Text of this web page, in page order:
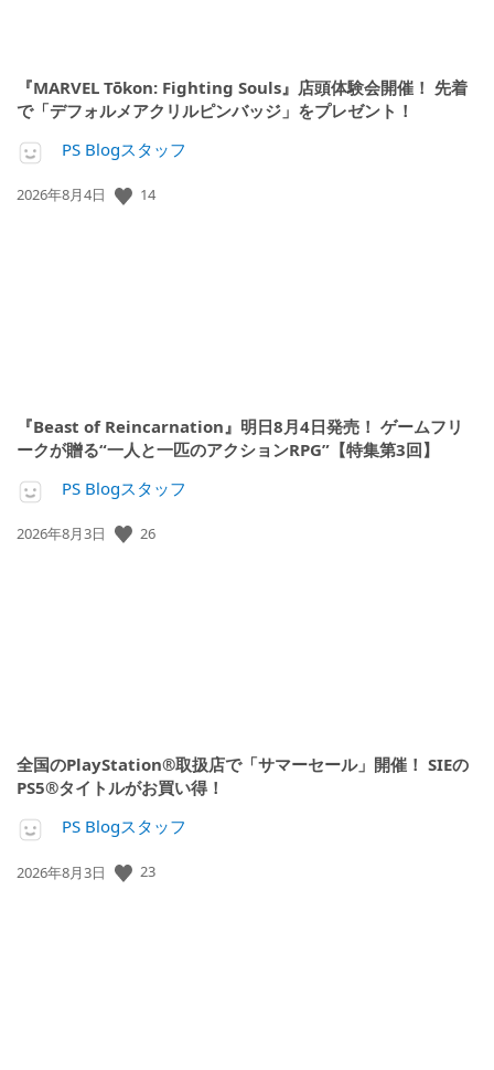
『MARVEL Tōkon: Fighting Souls』店頭体験会開催！ 先着
で「デフォルメアクリルピンバッジ」をプレゼント！
PS Blogスタッフ
公
2026年8月4日 14
『Beast of Reincarnation』明日8月4日発売！ ゲームフリ
ークが贈る“一人と一匹のアクションRPG”【特集第3回】
PS Blogスタッフ
公
2026年8月3日 26
全国のPlayStation®取扱店で「サマーセール」開催！ SIEの
PS5®タイトルがお買い得！
PS Blogスタッフ
公
2026年8月3日 23